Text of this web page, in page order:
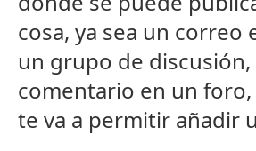
cosa, ya sea un correo
un grupo de discusión,
comentario en un
te va a permitir añadir